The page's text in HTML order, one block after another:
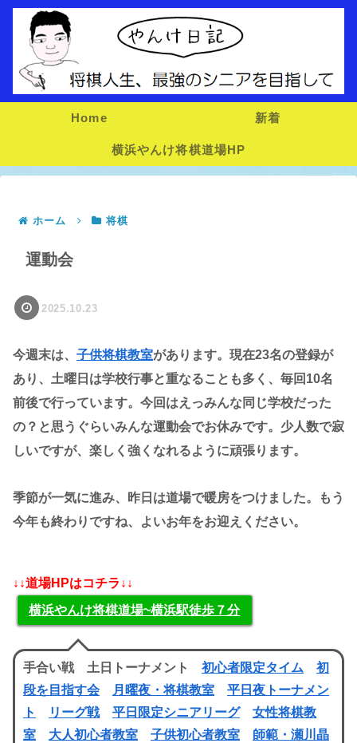
Home 新着
横浜やんけ将棋道場HP
ホーム 将棋
運動会
2025.10.23
今週末は、 子供将棋教室があります。現在23名の登録が
あり、土曜日は学校行事と重なることも多く、毎回10名
前後で行っています。今回はえっみんな同じ学校だった
の？と思うぐらいみんな運動会でお休みです。少人数で寂
しいですが、楽しく強くなれるように頑張ります。
季節が一気に進み、昨日は道場で暖房をつけました。もう
今年も終わりですね、よいお年をお迎えください。
↓↓道場HPはコチラ↓↓
横浜やんけ将棋道場~横浜駅徒歩７分
手合い戦 土日トーナメント 初心者限定タイム
初
段を目指す会
月曜夜・将棋教室
平日夜トーナメン
ト
リーグ戦 平日限定シニアリーグ
女性将棋教
室
大人初心者教室 子供初心者教室
師範・瀬川晶